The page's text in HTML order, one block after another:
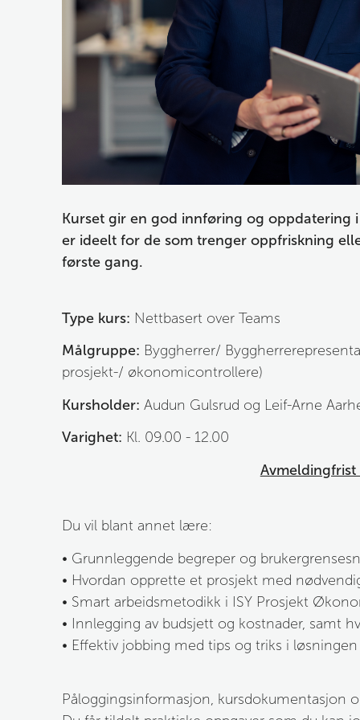
Kurset gir en god innføring og
er ideelt for de som trenger oppfriskning
første gang.
Type kurs: Nettbasert over Teams
Målgruppe: Byggherrer/
prosjekt-/ økonomicontrollere)
Kursholder: Audun Gulsrud og Leif-Arne
Varighet: Kl. 09.00 - 12.00
Du vil blant annet lære:
• Grunnleggende begreper og
• Hvordan opprette et prosjekt med
• Smart arbeidsmetodikk i ISY Prosjekt
• Innlegging av budsjett og kostnader, samt
• Effektiv jobbing med tips og triks i løsningen
Påloggingsinformasjon, kursdokumentasjon